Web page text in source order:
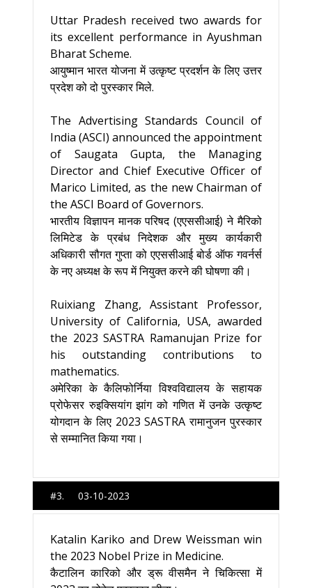
Uttar Pradesh received two awards for
its excellent performance in Ayushman
Bharat Scheme.
आयुष्मान भारत योजना में उत्कृष्ट प्रदर्शन के लिए उत्तर
प्रदेश को दो पुरस्कार मिले.
The Advertising Standards Council of
India (ASCI) announced the appointment
of Saugata Gupta, the Managing
Director and Chief Executive Officer of
Marico Limited, as the new Chairman of
the ASCI Board of Governors.
भारतीय विज्ञापन मानक परिषद (एएससीआई) ने मैरिको
लिमिटेड के प्रबंध निदेशक और मुख्य कार्यकारी
अधिकारी सौगत गुप्ता को एएससीआई बोर्ड ऑफ गवर्नर्स
के नए अध्यक्ष के रूप में नियुक्त करने की घोषणा की।
Ruixiang Zhang, Assistant Professor,
University of California, USA, awarded
the 2023 SASTRA Ramanujan Prize for
his outstanding contributions to
mathematics.
अमेरिका के कैलिफोर्निया विश्वविद्यालय के सहायक
प्रोफेसर रुइक्सियांग झांग को गणित में उनके उत्कृष्ट
योगदान के लिए 2023 SASTRA रामानुजन पुरस्कार
से सम्मानित किया गया।
#3. 03-10-2023
Katalin Kariko and Drew Weissman win
the 2023 Nobel Prize in Medicine.
कैटालिन कारिको और ड्रू वीसमैन ने चिकित्सा में